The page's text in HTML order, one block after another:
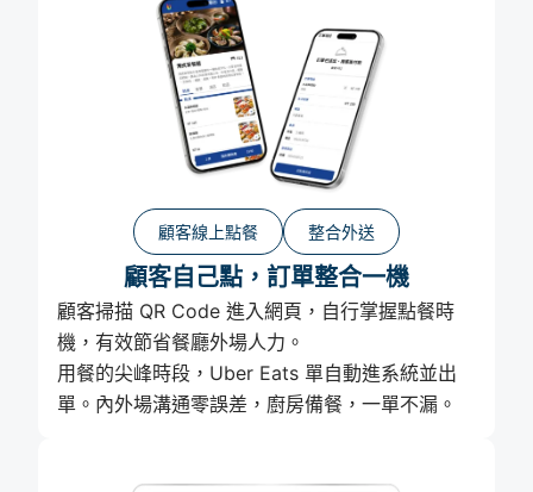
顧客線上點餐 整合外送
顧客自己點，訂單整合一機
顧客掃描 QR Code 進入網頁，自行掌握點餐時
機，有效節省餐廳外場人力。
用餐的尖峰時段，Uber Eats 單自動進系統並出
單。內外場溝通零誤差，廚房備餐，一單不漏。